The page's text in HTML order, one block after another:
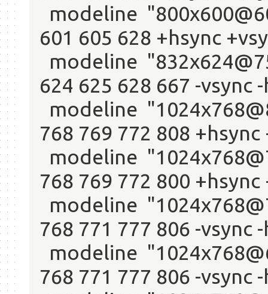
modeline
601 605 628 +hsync
modeline
624 625 628 667 -vsync
modeline
768 769 772 808 +hsync
modeline
768 769 772 800 +hsync
modeline
768 771 777 806 -vsync
modeline
768 771 777 806 -vsync